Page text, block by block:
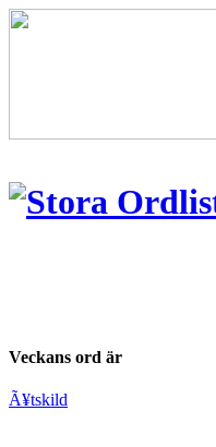
Veckans ord är
Ã¥tskild